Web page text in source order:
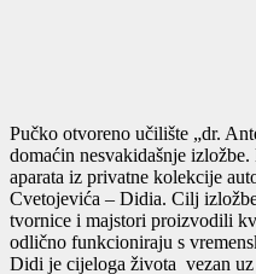
Pučko otvoreno učilište „dr.
domaćin nesvakidašnje
aparata iz privatne kolekcije
Cvetojevića – Didia. Cilj
tvornice i majstori proizvodili
odlično funkcioniraju s
Didi je cijeloga života vezan